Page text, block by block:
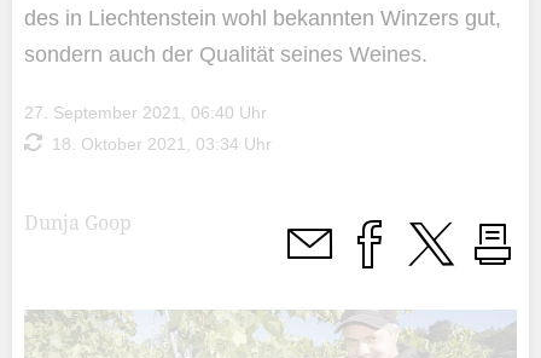
des in Liechtenstein wohl bekannten Winzers gut,
sondern auch der Qualität seines Weines.
27. September 2021, 06:40 Uhr
18. Oktober 2021, 03:34 Uhr
Dunja Goop